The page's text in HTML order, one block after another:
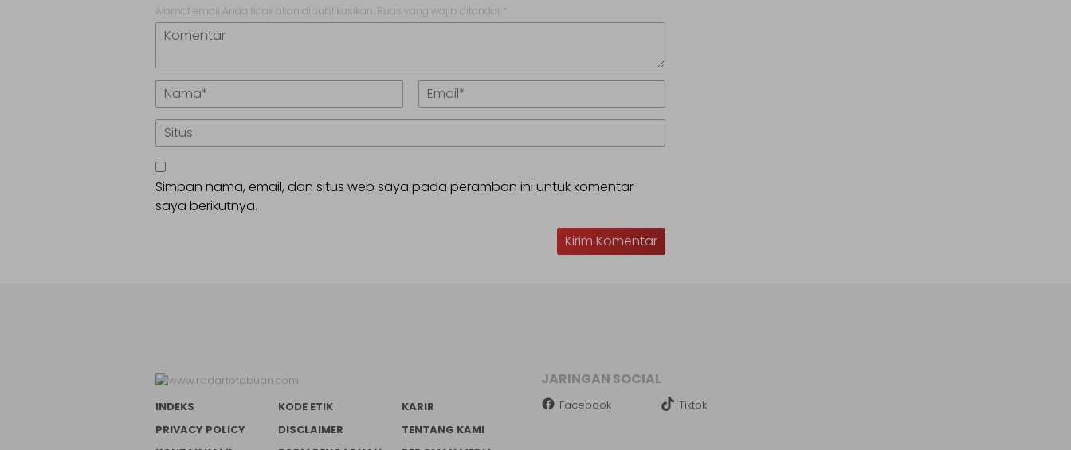
Alamat email Anda tidak akan dipublikasikan. Ruas yang wajib ditandai *
Simpan nama, email, dan situs web saya pada peramban ini untuk komentar
saya berikutnya.
INDEKS KODE ETIK
KARIR
PRIVACY POLICY
DISCLAIMER
TENTANG KAMI
JARINGAN SOCIAL
Facebook Tiktok